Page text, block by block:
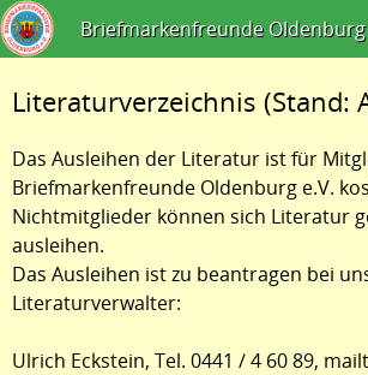
Briefmarkenfreunde Oldenburg
Literaturverzeichnis (Stand:
Das Ausleihen der Literatur ist für
Briefmarkenfreunde Oldenburg e.V.
Nichtmitglieder können sich Literatur
ausleihen.
Das Ausleihen ist zu beantragen bei
Literaturverwalter:
Ulrich Eckstein, Tel. 0441 / 4 60 89,